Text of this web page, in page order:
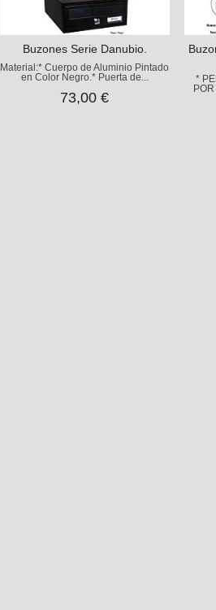
Buzones Serie Danubio.
Material:* Cuerpo de Aluminio Pintado
en Color Negro.* Puerta de...
73,00 €
*